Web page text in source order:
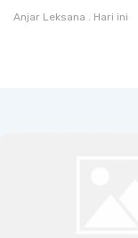
Hybrid yang
Anjar Leksana . Hari ini